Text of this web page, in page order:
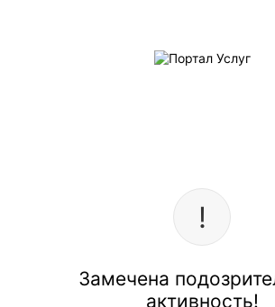
Замечена
активность!